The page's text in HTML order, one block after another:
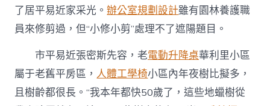
了居平易近家采光。辦公室規劃設計雖有園林養護職
員來修剪過，但“小修小剪”處理不了遮陽題目。
市平易近張密斯先容，老電動升降桌華利里小區
屬于老舊平房區， 人體工學椅小區內年夜樹比擬多，
且樹齡都很長。“我本年都快50歲了，這些地蠟樹從